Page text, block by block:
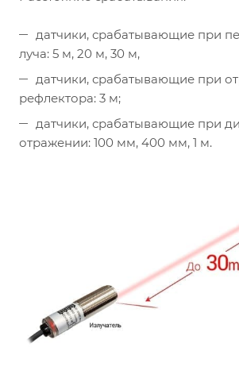
датчики, срабатывающие при
луча: 5 м, 20 м, 30 м,
датчики, срабатывающие при
рефлектора: 3 м;
датчики, срабатывающие при
отражении: 100 мм, 400 мм, 1 м.